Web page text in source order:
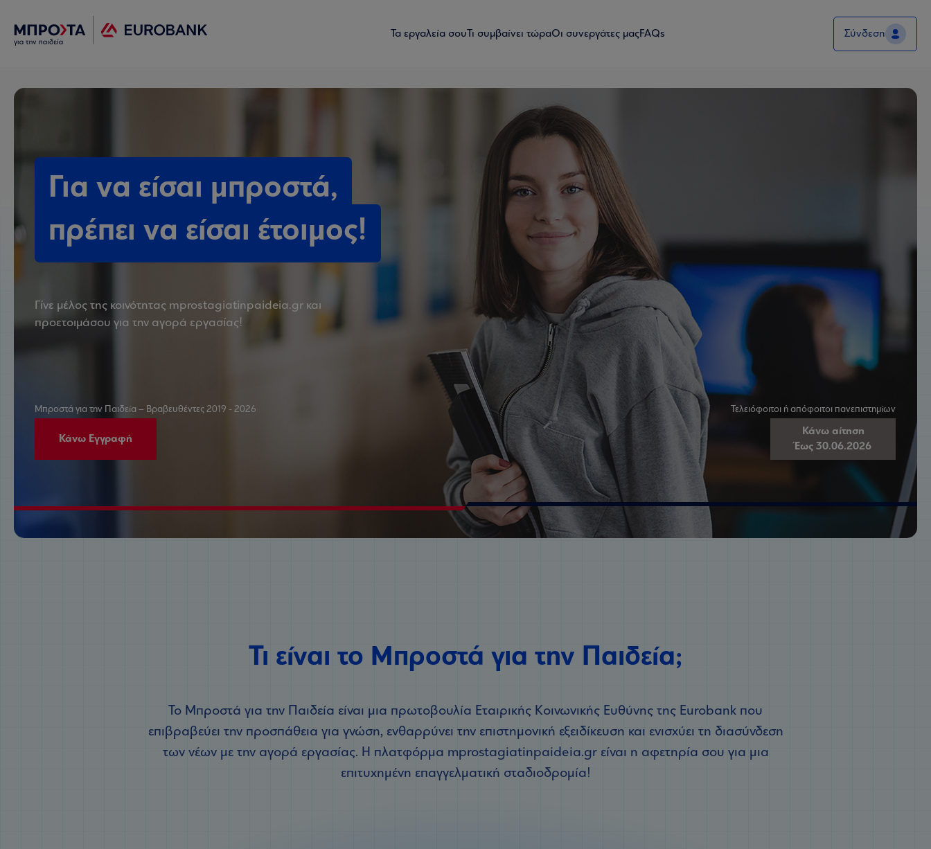
Τα εργαλεία σουΤι συμβαίνει τώραΟι συνεργάτες μαςFAQs Σύνδεση
Για να είσαι μπροστά,
πρέπει να είσαι έτοιμος!
Γίνε μέλος της κοινότητας mprostagiatinpaideia.gr και
προετοιμάσου για την αγορά εργασίας!
Μπροστά για την Παιδεία – Βραβευθέντες 2019 - 2026
Κάνω Εγγραφή
Τελειόφοιτοι ή απόφοιτοι πανεπιστημίων
Κάνω αίτηση
Έως 30.06.2026
Τι είναι το Μπροστά για την Παιδεία;
Το Μπροστά για την Παιδεία είναι μια πρωτοβουλία Εταιρικής Κοινωνικής Ευθύνης της Eurobank που
επιβραβεύει την προσπάθεια για γνώση, ενθαρρύνει την επιστημονική εξειδίκευση και ενισχύει τη διασύνδεση
των νέων με την αγορά εργασίας. Η πλατφόρμα mprostagiatinpaideia.gr είναι η αφετηρία σου για μια
επιτυχημένη επαγγελματική σταδιοδρομία!